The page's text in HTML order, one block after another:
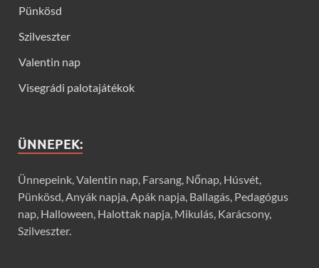
Pünkösd
Szilveszter
Valentin nap
Visegrádi palotajátékok
ÜNNEPEK:
Ünnepeink, Valentin nap, Farsang, Nőnap, Húsvét,
Pünkösd, Anyák napja, Apák napja, Ballagás, Pedagógus
nap, Halloween, Halottak napja, Mikulás, Karácsony,
Szilveszter.